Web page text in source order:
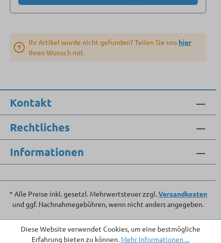
Ihr Artikel wurde nicht gefunden? Teilen Sie uns hier
Ihren Wunsch mit.
Kontakt
Rechtliches
Informationen
* Alle Preise inkl. gesetzl. Mehrwertsteuer zzgl.Versandkosten
und ggf. Nachnahmegebühren, wenn nicht anders angegeben.
Diese Website verwendet Cookies, um eine bestmögliche
Erfahrung bieten zu können. Mehr Informationen ...